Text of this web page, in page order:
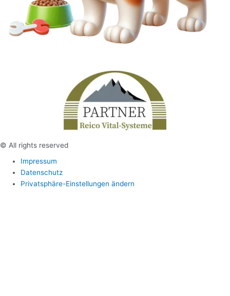
© All rights reserved
Impressum
Datenschutz
Privatsphäre-Einstellungen ändern